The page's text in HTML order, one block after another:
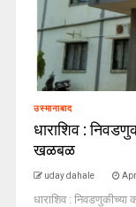
उस्मानाबाद
धाराशिव :
खळबळ
uday dahale
धाराशिव : निवडणुकीच्या